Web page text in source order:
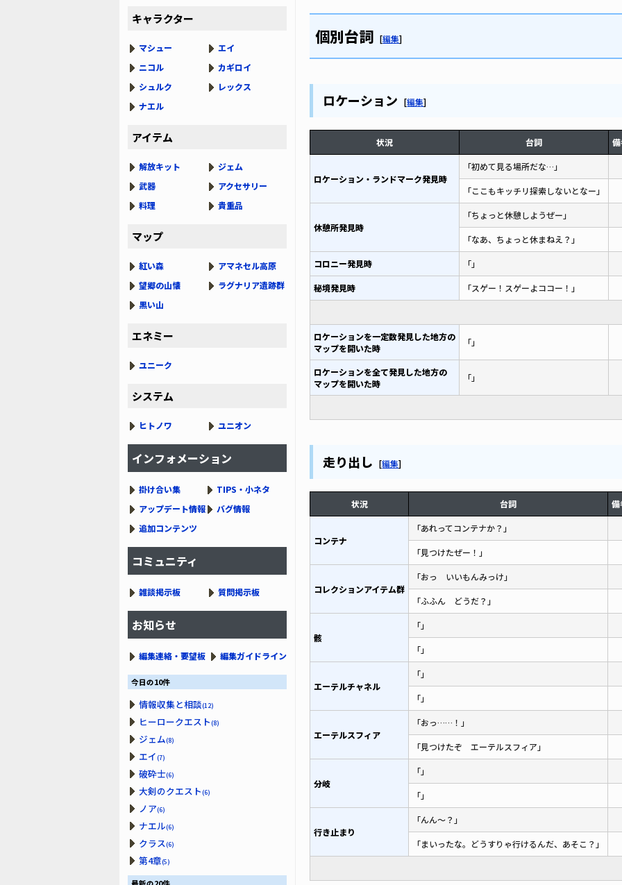
個別台詞 [編集]
ロケーション [編集]
状況 台詞
ロケーション・ランドマーク発見時
「初めて見る場所だな…」
「ここもキッチリ探索しないとなー」
休憩所発見時
「ちょっと休憩しようぜー」
「なあ、ちょっと休まねえ？」
コロニー発見時 「」
秘境発見時 「スゲー！スゲーよココー！」
ロケーションを一定数発見した地方の
マップを開いた時
「」
ロケーションを全て発見した地方の
マップを開いた時
「」
走り出し [編集]
状況 台詞 備
コンテナ
「あれってコンテナか？」
「見つけたぜー！」
コレクションアイテム群
「おっ いいもんみっけ」
「ふふん どうだ？」
骸
「」
「」
エーテルチャネル
「」
「」
エーテルスフィア
「おっ……！」
「見つけたぞ エーテルスフィア」
分岐
「」
「」
行き止まり
「んん～？」
「まいったな。どうすりゃ行けるんだ、あそこ？」
キャラクター
マシュー
エイ
ニコル
カギロイ
シュルク
レックス
ナエル
アイテム
解放キット
ジェム
武器
アクセサリー
料理
貴重品
マップ
紅い森
アマネセル高原
望郷の山懐
ラグナリア遺跡群
黒い山
エネミー
ユニーク
システム
ヒトノワ ユニオン
インフォメーション
掛け合い集
TIPS・小ネタ
アップデート情報
バグ情報
追加コンテンツ
コミュニティ
雑談掲示板 質問掲示板
お知らせ
編集連絡・要望板 編集ガイドライン
今日の10件
情報収集と相談(12)
ヒーロークエスト (8)
ジェム(8)
エイ (7)
破砕士(6)
大剣のクエスト (6)
ノア(6)
ナエル(6)
クラス(6)
第4章(5)